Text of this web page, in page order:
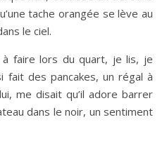
tache orangée se lève au
le ciel.
à faire lors du quart, je lis, je
fait des pancakes, un régal à
me disait qu’il adore barrer
dans le noir, un sentiment